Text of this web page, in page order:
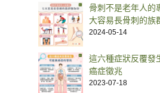
骨刺不是老年人的
大容易長骨刺的族
2024-05-14
這六種症狀反覆發
癌症徵兆
2023-07-18